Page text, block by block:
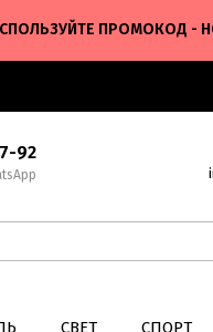
ПРОМОКОД -
92
СВЕТ СПОРТ